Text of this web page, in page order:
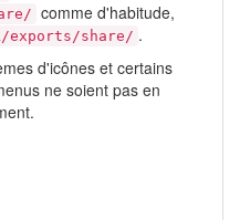
comme d'habitude,
share/ .
d'icônes et certains
ne soient pas en